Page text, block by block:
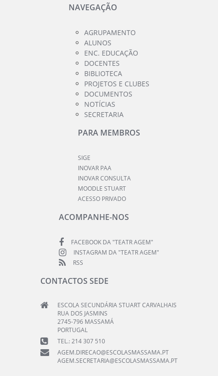
NAVEGAÇÃO
AGRUPAMENTO
ALUNOS
ENC. EDUCAÇÃO
DOCENTES
BIBLIOTECA
PROJETOS E CLUBES
DOCUMENTOS
NOTÍCIAS
SECRETARIA
PARA MEMBROS
SIGE
INOVAR PAA
INOVAR CONSULTA
MOODLE STUART
ACESSO PRIVADO
ACOMPANHE-NOS
FACEBOOK DA "TEATR AGEM"
INSTAGRAM DA "TEATR AGEM"
RSS
CONTACTOS SEDE
ESCOLA SECUNDÁRIA STUART CARVALHAIS
RUA DOS JASMINS
2745-796 MASSAMÁ
PORTUGAL
TEL.: 214 307 510
AGEM.DIRECAO@ESCOLASMASSAMA.PT
AGEM.SECRETARIA@ESCOLASMASSAMA.PT